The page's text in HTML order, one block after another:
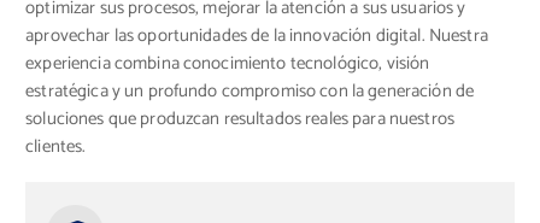
optimizar sus procesos, mejorar la atención a sus usuarios y
aprovechar las oportunidades de la innovación digital. Nuestra
experiencia combina conocimiento tecnológico, visión
estratégica y un profundo compromiso con la generación de
soluciones que produzcan resultados reales para nuestros
clientes.